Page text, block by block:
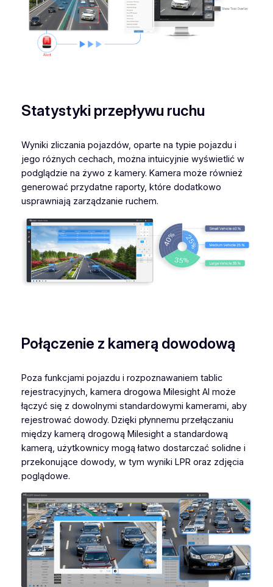
Statystyki przepływu ruchu
Wyniki zliczania pojazdów, oparte na typie pojazdu i
jego różnych cechach, można intuicyjnie wyświetlić w
podglądzie na żywo z kamery. Kamera może również
generować przydatne raporty, które dodatkowo
usprawniają zarządzanie ruchem.
Połączenie z kamerą dowodową
Poza funkcjami pojazdu i rozpoznawaniem tablic
rejestracyjnych, kamera drogowa Milesight AI może
łączyć się z dowolnymi standardowymi kamerami, aby
rejestrować dowody. Dzięki płynnemu przełączaniu
między kamerą drogową Milesight a standardową
kamerą, użytkownicy mogą łatwo dostarczać solidne i
przekonujące dowody, w tym wyniki LPR oraz zdjęcia
poglądowe.